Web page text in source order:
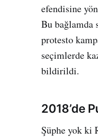
efendisine
Bu bağlamda
protesto
seçimlerde
bildirildi.
2018’de
Şüphe yok ki